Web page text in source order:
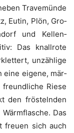
Tra­ve­mün­de
Eutin, Plön, Gro­
und Kel­len­
Das knall­ro­te
unzäh­li­ge
eine eige­ne, mär­
Rie­se
den frös­teln­den
Das
freu­en sich auch